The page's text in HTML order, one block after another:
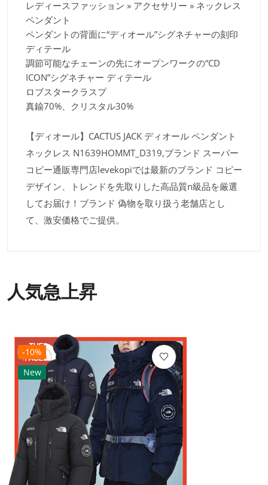
レディースファッション » アクセサリー » ネックレス
ペンダント
ペンダントの背面に“ディオール”シグネチャーの刻印
ディテール
調節可能なチェーンの先にオープンワークの“CD
ICON”シグネチャー ディテール
ロブスタークラスプ
真鍮70%、クリスタル30%
【ディオール】CACTUS JACK ディオール ペンダント
ネックレス N1639HOMMT_D319,ブランド スーパー
コピー通販専門店levekopiでは最新のブランド コピー
デザイン、トレンドを先取りした高品質n級品を厳選
してお届け！ブランド 偽物を取り扱う老舗店とし
て、激安価格でご提供。
人気急上昇
-10%
New